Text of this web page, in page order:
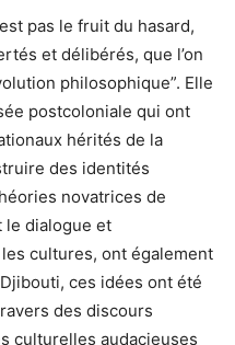
pas le fruit du hasard,
et délibérés, que l’on
philosophique”. Elle
postcoloniale qui ont
hérités de la
des identités
novatrices de
le dialogue et
cultures, ont également
ces idées ont été
des discours
culturelles audacieuses